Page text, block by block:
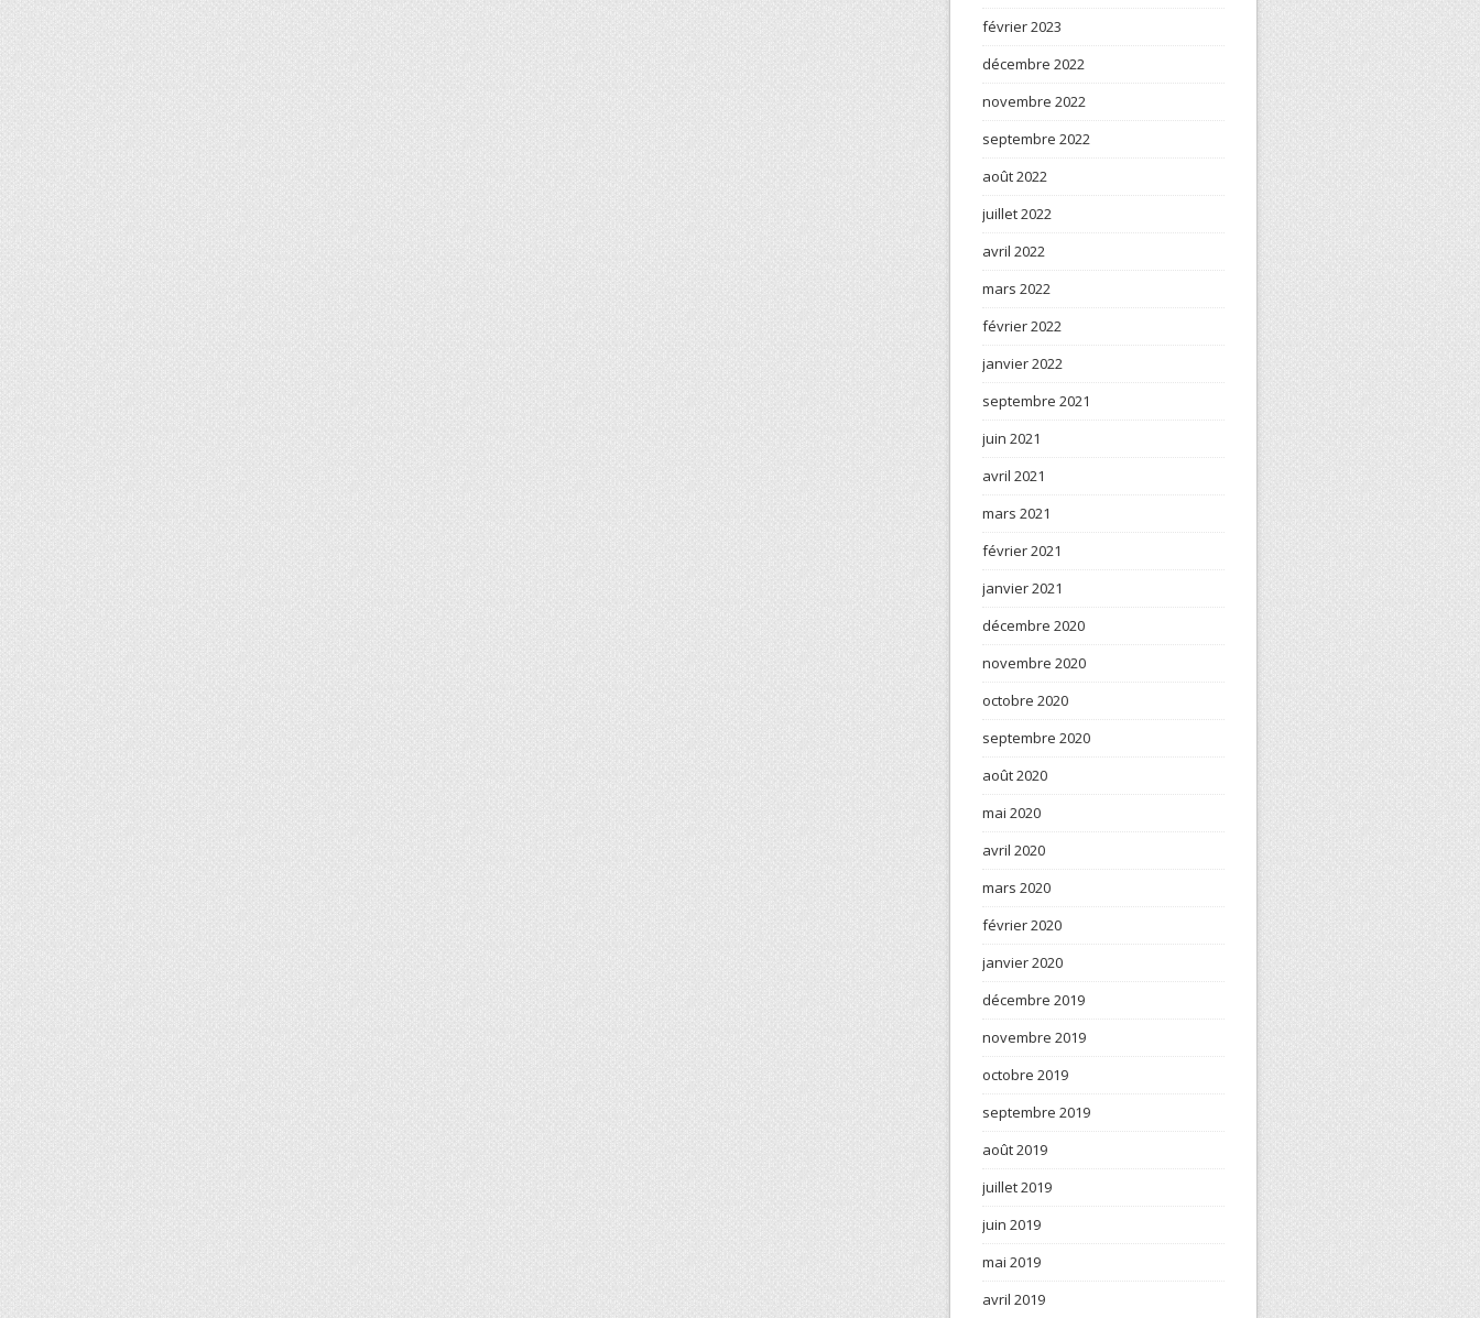
février 2023
décembre 2022
novembre 2022
septembre 2022
août 2022
juillet 2022
avril 2022
mars 2022
février 2022
janvier 2022
septembre 2021
juin 2021
avril 2021
mars 2021
février 2021
janvier 2021
décembre 2020
novembre 2020
octobre 2020
septembre 2020
août 2020
mai 2020
avril 2020
mars 2020
février 2020
janvier 2020
décembre 2019
novembre 2019
octobre 2019
septembre 2019
août 2019
juillet 2019
juin 2019
mai 2019
avril 2019